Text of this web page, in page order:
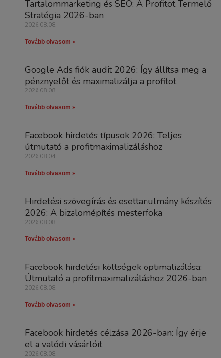
Tartalommarketing és SEO: A Profitot Termelő
Stratégia 2026-ban
2026.08.08.
Tovább olvasom »
Google Ads fiók audit 2026: Így állítsa meg a
pénznyelőt és maximalizálja a profitot
2026.08.08.
Tovább olvasom »
Facebook hirdetés típusok 2026: Teljes
útmutató a profitmaximalizáláshoz
2026.08.04.
Tovább olvasom »
Hirdetési szövegírás és esettanulmány készítés
2026: A bizalomépítés mesterfoka
2026.08.08.
Tovább olvasom »
Facebook hirdetési költségek optimalizálása:
Útmutató a profitmaximalizáláshoz 2026-ban
2026.08.08.
Tovább olvasom »
Facebook hirdetés célzása 2026-ban: Így érje
el a valódi vásárlóit
2026.08.08.